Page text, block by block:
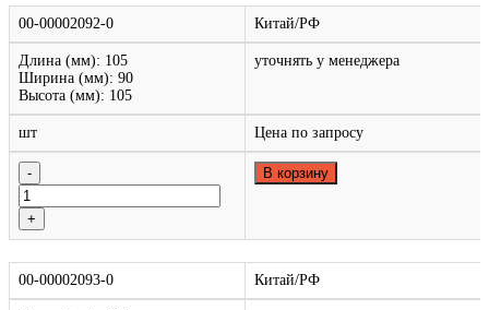
00-00002092-0 Китай/РФ
Длина (мм): 105
Ширина (мм): 90
Высота (мм): 105
уточнять у менеджера
шт Цена по запросу
В корзину
00-00002093-0 Китай/РФ